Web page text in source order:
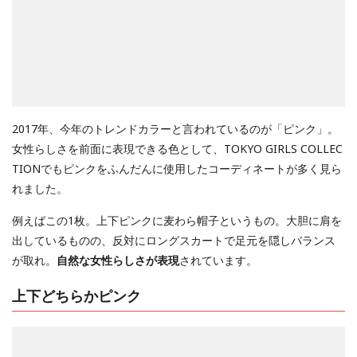
2017年、今年のトレンドカラーと言われているのが「ピンク」。
女性らしさを前面に表現できる色として、TOKYO GIRLS COLLEC
TIONでもピンクをふんだんに使用したコーディネートが多く見ら
れました。
例えばこの1枚。上下ピンクに麦わら帽子というもの。大胆に肩を
出しているものの、反対にロングスカートで足元を隠しバランス
が取れ。 自然な女性らしさが表現されています。
上下どちらかピンク